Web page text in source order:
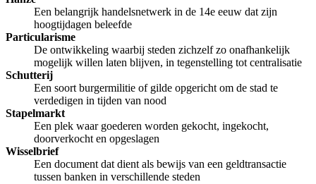
Een belangrijk handelsnetwerk in de 14e eeuw dat zijn
hoogtijdagen beleefde
Particularisme
De ontwikkeling waarbij steden zichzelf zo onafhankelijk
mogelijk willen laten blijven, in tegenstelling tot centralisatie
Schutterij
Een soort burgermilitie of gilde opgericht om de stad te
verdedigen in tijden van nood
Stapelmarkt
Een plek waar goederen worden gekocht, ingekocht,
doorverkocht en opgeslagen
Wisselbrief
Een document dat dient als bewijs van een geldtransactie
tussen banken in verschillende steden